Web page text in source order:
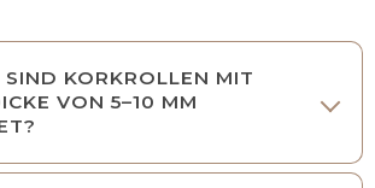
KORKROLLEN MIT
VON 5–10 MM